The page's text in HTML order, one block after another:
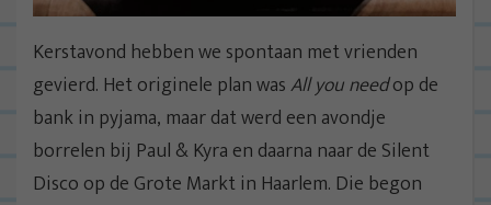
Kerstavond hebben we spontaan met vrienden
gevierd. Het originele plan wasAll you needop de
bank in pyjama, maar dat werd een avondje
borrelen bij Paul & Kyra en daarna naar de Silent
Disco op de Grote Markt in Haarlem. Die begon